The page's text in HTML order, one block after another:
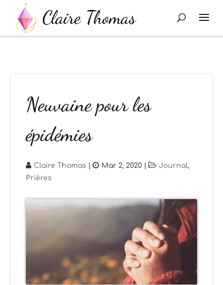
Neuvaine pour les
épidémies
Claire Thomas | Mar 2, 2020 | Journal,
Prières